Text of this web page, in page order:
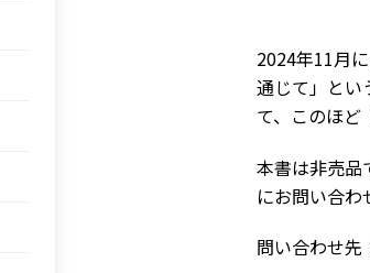
2024年11月
通じて」とい
て、このほど
本書は非売品
にお問い合わ
問い合わせ